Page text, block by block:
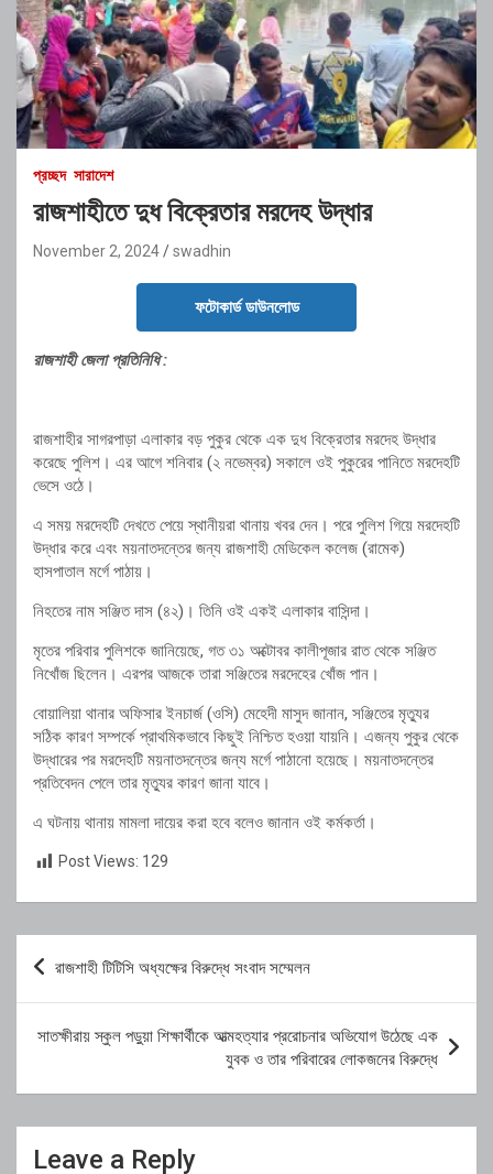
প্রচ্ছদ সারাদেশ
রাজশাহীতে দুধ বিক্রেতার মরদেহ উদ্ধার
November 2, 2024 swadhin
ফটোকার্ড ডাউনলোড
রাজশাহী জেলা প্রতিনিধি :
রাজশাহীর সাগরপাড়া এলাকার বড় পুকুর থেকে এক দুধ বিক্রেতার মরদেহ উদ্ধার
করেছে পুলিশ। এর আগে শনিবার (২ নভেম্বর) সকালে ওই পুকুরের পানিতে মরদেহটি
ভেসে ওঠে।
এ সময় মরদেহটি দেখতে পেয়ে স্থানীয়রা থানায় খবর দেন। পরে পুলিশ গিয়ে মরদেহটি
উদ্ধার করে এবং ময়নাতদন্তের জন্য রাজশাহী মেডিকেল কলেজ (রামেক)
হাসপাতাল মর্গে পাঠায়।
নিহতের নাম সঞ্জিত দাস (৪২)। তিনি ওই একই এলাকার বাসিন্দা।
মৃতের পরিবার পুলিশকে জানিয়েছে, গত ৩১ অক্টোবর কালীপূজার রাত থেকে সঞ্জিত
নিখোঁজ ছিলেন। এরপর আজকে তারা সঞ্জিতের মরদেহের খোঁজ পান।
বোয়ালিয়া থানার অফিসার ইনচার্জ (ওসি) মেহেদী মাসুদ জানান, সঞ্জিতের মৃত্যুর
সঠিক কারণ সম্পর্কে প্রাথমিকভাবে কিছুই নিশ্চিত হওয়া যায়নি। এজন্য পুকুর থেকে
উদ্ধারের পর মরদেহটি ময়নাতদন্তের জন্য মর্গে পাঠানো হয়েছে। ময়নাতদন্তের
প্রতিবেদন পেলে তার মৃত্যুর কারণ জানা যাবে।
এ ঘটনায় থানায় মামলা দায়ের করা হবে বলেও জানান ওই কর্মকর্তা।
Post Views: 129
Post
রাজশাহী টিটিসি অধ্যক্ষের বিরুদ্ধে সংবাদ সম্মেলন
সাতক্ষীরায় স্কুল পড়ুয়া শিক্ষার্থীকে আত্মহত্যার প্ররোচনার অভিযোগ উঠেছে এক
যুবক ও তার পরিবারের লোকজনের বিরুদ্ধে
Leave a Reply